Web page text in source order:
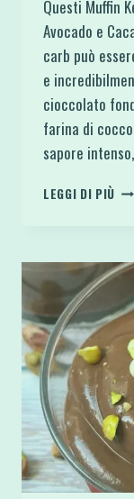
Questi Muffin
Avocado e
carb può
e
cioccolato
farina di
sapore
LEGGI DI PIÙ
E